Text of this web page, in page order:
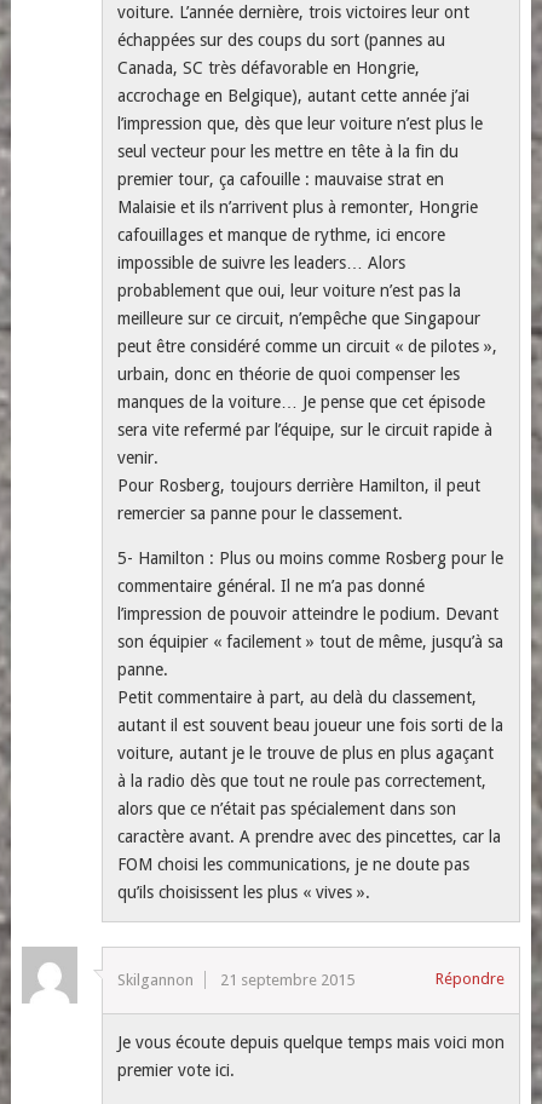
voiture. L’année dernière, trois victoires leur ont
échappées sur des coups du sort (pannes au
Canada, SC très défavorable en Hongrie,
accrochage en Belgique), autant cette année j’ai
l’impression que, dès que leur voiture n’est plus le
seul vecteur pour les mettre en tête à la fin du
premier tour, ça cafouille : mauvaise strat en
Malaisie et ils n’arrivent plus à remonter, Hongrie
cafouillages et manque de rythme, ici encore
impossible de suivre les leaders… Alors
probablement que oui, leur voiture n’est pas la
meilleure sur ce circuit, n’empêche que Singapour
peut être considéré comme un circuit « de pilotes »,
urbain, donc en théorie de quoi compenser les
manques de la voiture… Je pense que cet épisode
sera vite refermé par l’équipe, sur le circuit rapide à
venir.
Pour Rosberg, toujours derrière Hamilton, il peut
remercier sa panne pour le classement.
5- Hamilton : Plus ou moins comme Rosberg pour le
commentaire général. Il ne m’a pas donné
l’impression de pouvoir atteindre le podium. Devant
son équipier « facilement » tout de même, jusqu’à sa
panne.
Petit commentaire à part, au delà du classement,
autant il est souvent beau joueur une fois sorti de la
voiture, autant je le trouve de plus en plus agaçant
à la radio dès que tout ne roule pas correctement,
alors que ce n’était pas spécialement dans son
caractère avant. A prendre avec des pincettes, car la
FOM choisi les communications, je ne doute pas
qu’ils choisissent les plus « vives ».
Skilgannon 21 septembre 2015 Répondre
Je vous écoute depuis quelque temps mais voici mon
premier vote ici.